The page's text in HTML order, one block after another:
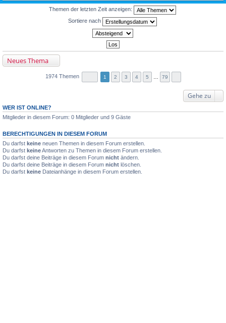
Themen der letzten Zeit anzeigen:
Sortiere nach
Neues Thema
1974 Themen 1 2 3 4 5 79
Gehe zu
WER IST ONLINE?
Mitglieder in diesem Forum: 0 Mitglieder und 9 Gäste
BERECHTIGUNGEN IN DIESEM FORUM
Du darfst keine neuen Themen in diesem Forum erstellen.
Du darfst keineAntworten zu Themen in diesem Forum erstellen.
Du darfst deine Beiträge in diesem Forum nicht ändern.
Du darfst deine Beiträge in diesem Forum nicht löschen.
Du darfst keine Dateianhänge in diesem Forum erstellen.